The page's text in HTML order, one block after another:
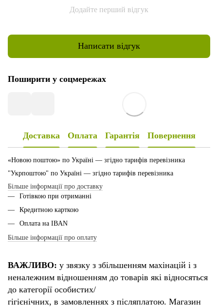
Додайте перший відгук
Написати відгук
Поширити у соцмережах
Доставка Оплата Гарантія Повернення
«Новою поштою» по Україні — згідно тарифів перевізника
"Укрпоштою" по Україні — згідно тарифів перевізника
Більше інформації про доставку
Готівкою при отриманні
Кредитною карткою
Оплата на IBAN
Більше інформації про оплату
ВАЖЛИВО: у звязку з збільшенням махінацій і з
неналежним відношенням до товарів які відносяться
до категорії особистих/
гігієнічних, в замовленнях з післяплатою. Магазин